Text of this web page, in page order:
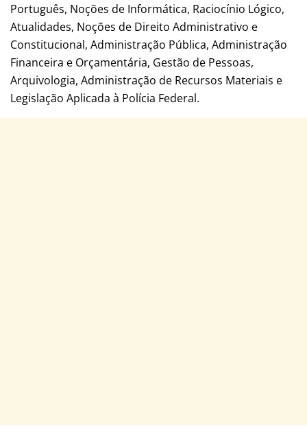
Português, Noções de Informática, Raciocínio Lógico,
Atualidades, Noções de Direito Administrativo e
Constitucional, Administração Pública, Administração
Financeira e Orçamentária, Gestão de Pessoas,
Arquivologia, Administração de Recursos Materiais e
Legislação Aplicada à Polícia Federal.